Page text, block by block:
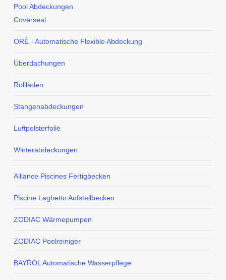
Pool Abdeckungen
Coverseal
ORÈ - Automatische Flexible Abdeckung
Überdachungen
Rollläden
Stangenabdeckungen
Luftpolsterfolie
Winterabdeckungen
Alliance Piscines Fertigbecken
Piscine Laghetto Aufstellbecken
ZODIAC Wärmepumpen
ZODIAC Poolreiniger
BAYROL Automatische Wasserpflege